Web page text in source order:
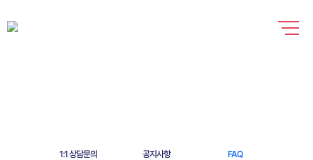
1:1 상담문의 공지사항 FAQ